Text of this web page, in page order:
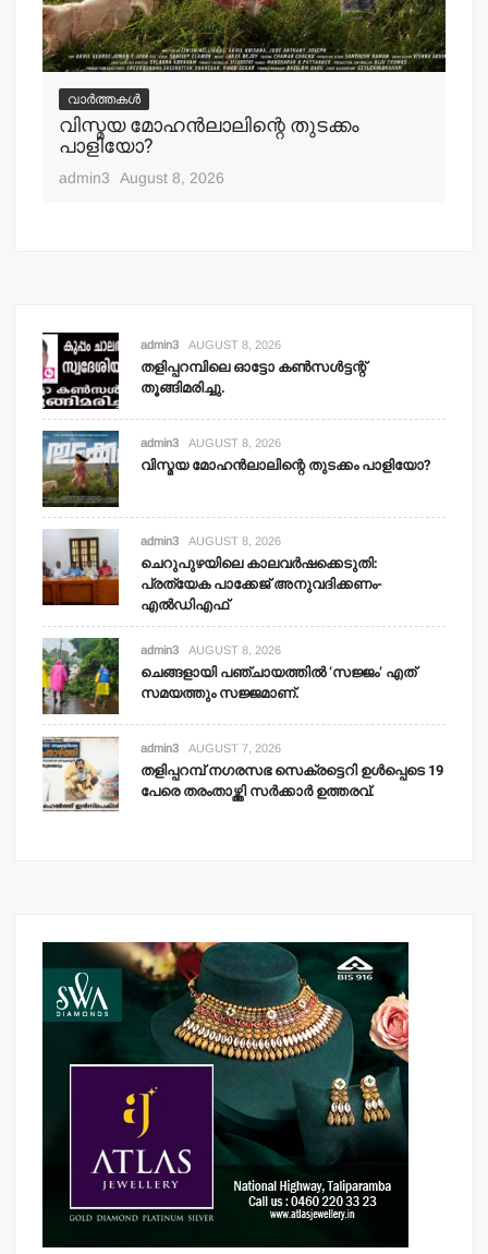
വാർത്തകൾ
വിസ്മയ മോഹന്‍ലാലിന്റെ തുടക്കം
പാളിയോ?
admin3 August 8, 2026
admin3 AUGUST 8, 2026
തളിപ്പറമ്പിലെ ഓട്ടോ കണ്‍സള്‍ട്ടന്റ്
തൂങ്ങിമരിച്ചു.
admin3 AUGUST 8, 2026
വിസ്മയ മോഹന്‍ലാലിന്റെ തുടക്കം പാളിയോ?
admin3 AUGUST 8, 2026
ചെറുപുഴയിലെ കാലവര്‍ഷക്കെടുതി:
പ്രത്യേക പാക്കേജ് അനുവദിക്കണം-
എല്‍ഡിഎഫ്
admin3 AUGUST 8, 2026
ചെങ്ങളായി പഞ്ചായത്തില്‍ ‘സജ്ജം’ എത്
സമയത്തും സജ്ജമാണ്.
admin3 AUGUST 7, 2026
തളിപ്പറമ്പ് നഗരസഭ സെക്രട്ടെറി ഉള്‍പ്പെടെ 19
പേരെ തരംതാഴ്ത്തി സര്‍ക്കാര്‍ ഉത്തരവ്.